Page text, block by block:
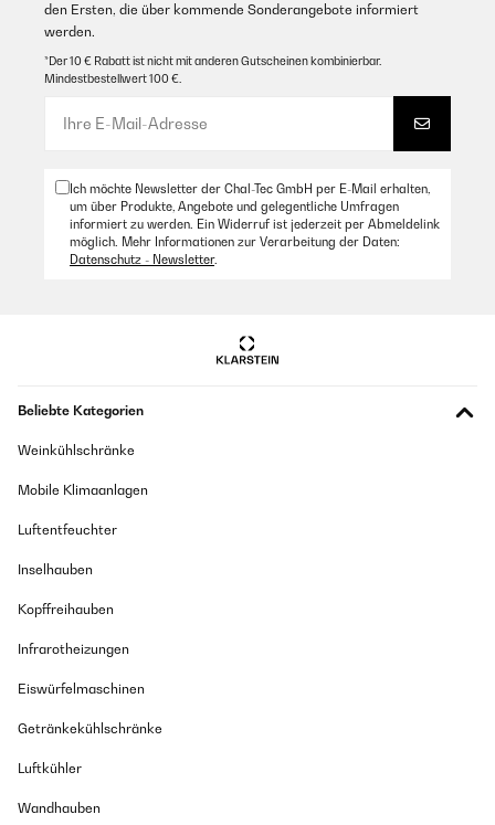
den Ersten, die über kommende Sonderangebote informiert
werden.
*Der 10 € Rabatt ist nicht mit anderen Gutscheinen kombinierbar.
Mindestbestellwert 100 €.
Ich möchte Newsletter der Chal-Tec GmbH per E-Mail erhalten,
um über Produkte, Angebote und gelegentliche Umfragen
informiert zu werden. Ein Widerruf ist jederzeit per Abmeldelink
möglich. Mehr Informationen zur Verarbeitung der Daten:
Datenschutz - Newsletter.
Beliebte Kategorien
Weinkühlschränke
Mobile Klimaanlagen
Luftentfeuchter
Inselhauben
Kopffreihauben
Infrarotheizungen
Eiswürfelmaschinen
Getränkekühlschränke
Luftkühler
Wandhauben